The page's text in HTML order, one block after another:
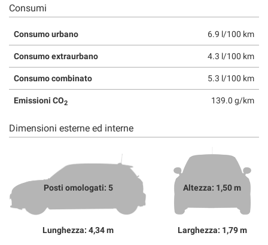
Consumi
Consumo urbano 6.9 l/100 km
Consumo extraurbano 4.3 l/100 km
Consumo combinato 5.3 l/100 km
Emissioni CO2 139.0 g/km
Dimensioni esterne ed interne
Posti omologati: 5
Lunghezza: 4,34 m
Altezza: 1,50 m
Larghezza: 1,79 m